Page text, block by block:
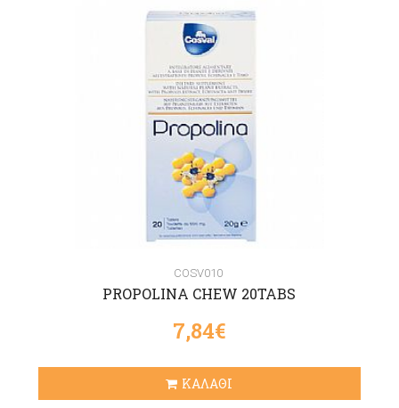
COSV010
PROPOLINA CHEW 20TABS
7,84€
ΚΑΛΑΘΙ